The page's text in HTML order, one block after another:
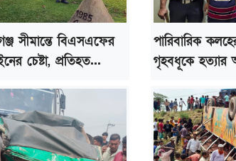
সীমান্তে বিএসএফের
চেষ্টা, প্রতিহত...
পারিবারিক
গৃহবধূকে হত্যার